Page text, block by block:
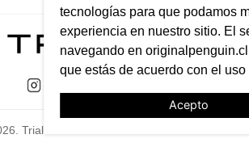
Trial. Todos los derechos reservados
Acepto
tecnologías para que podamos
experiencia en nuestro sitio. El
navegando en
que estás de acuerdo con el